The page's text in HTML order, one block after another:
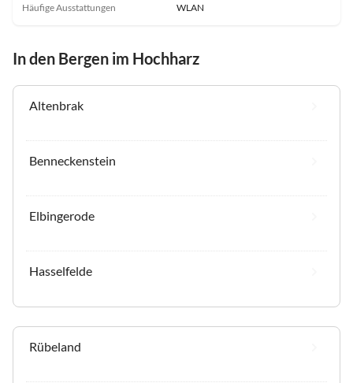
Häufige Ausstattungen WLAN
In den Bergen im Hochharz
Altenbrak
Benneckenstein
Elbingerode
Hasselfelde
Rübeland